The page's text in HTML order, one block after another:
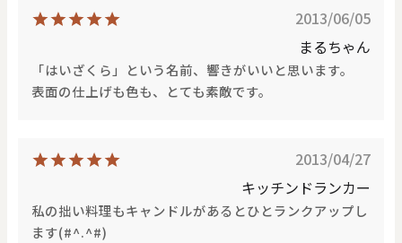
#タグから探す
価格で探す
円
クリア OK
2013/06/05
まるちゃん
「はいざくら」という名前、響きがいいと思います。
表面の仕上げも色も、とても素敵です。
2013/04/27
キッチンドランカー
私の拙い料理もキャンドルがあるとひとランクアップし
ます(#^.^#)